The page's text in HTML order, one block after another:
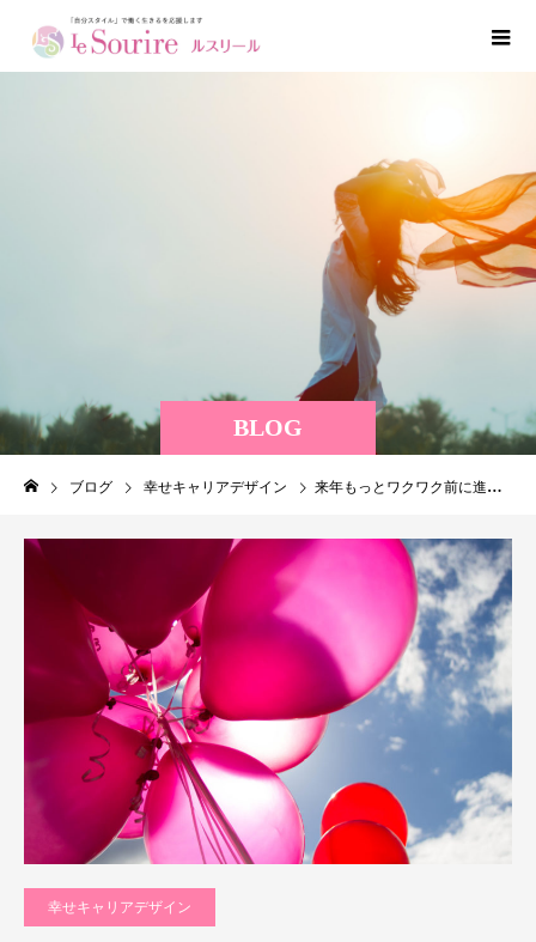
BLOG
ブログ 幸せキャリアデザイン 来年もっとワクワク前に進むために今しておくこと
幸せキャリアデザイン